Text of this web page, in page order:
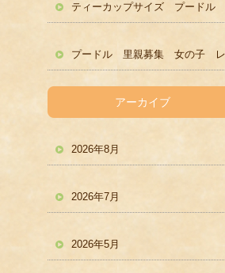
アーカイブ
2026年8月
2026年7月
2026年5月